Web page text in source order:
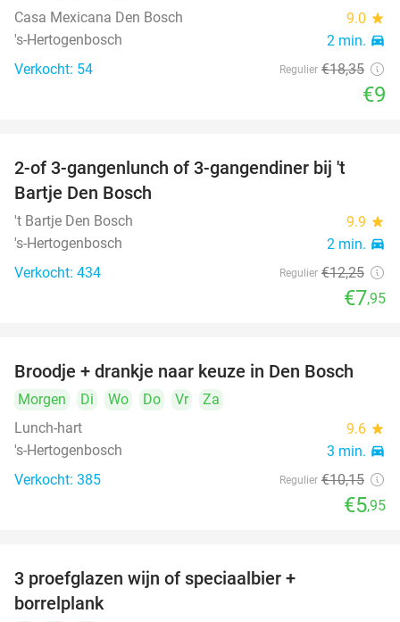
Casa Mexicana Den Bosch
9.0 star
's-Hertogenbosch 2 min. directions_car
Verkocht: 54 Regulier €18,35
€9
35%
2-of 3-gangenlunch of 3-gangendiner bij 't
Bartje Den Bosch
't Bartje Den Bosch 9.9 star
's-Hertogenbosch 2 min. directions_car
Verkocht: 434 Regulier €12,25
€7,95
41%
Broodje + drankje naar keuze in Den Bosch
Morgen Di Wo Do Vr
Za
Lunch-hart
9.6 star
's-Hertogenbosch 3 min. directions_car
Verkocht: 385 Regulier €10,15
€5,95
3 proefglazen wijn of speciaalbier +
borrelplank